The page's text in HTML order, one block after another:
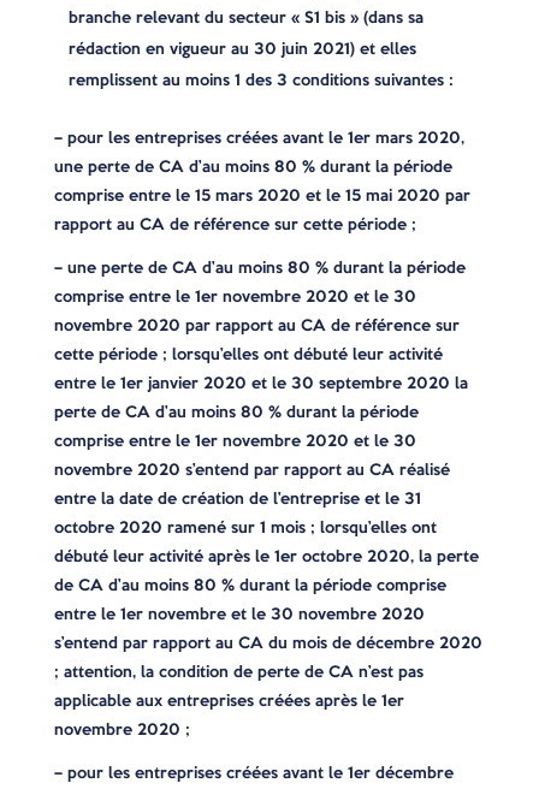
branche relevant du secteur « S1 bis » (dans sa
rédaction en vigueur au 30 juin 2021) et elles
remplissent au moins 1 des 3 conditions suivantes :
– pour les entreprises créées avant le 1er mars 2020,
une perte de CA d’au moins 80 % durant la période
comprise entre le 15 mars 2020 et le 15 mai 2020 par
rapport au CA de référence sur cette période ;
– une perte de CA d’au moins 80 % durant la période
comprise entre le 1er novembre 2020 et le 30
novembre 2020 par rapport au CA de référence sur
cette période ; lorsqu’elles ont débuté leur activité
entre le 1er janvier 2020 et le 30 septembre 2020 la
perte de CA d’au moins 80 % durant la période
comprise entre le 1er novembre 2020 et le 30
novembre 2020 s’entend par rapport au CA réalisé
entre la date de création de l’entreprise et le 31
octobre 2020 ramené sur 1 mois ; lorsqu’elles ont
débuté leur activité après le 1er octobre 2020, la perte
de CA d’au moins 80 % durant la période comprise
entre le 1er novembre et le 30 novembre 2020
s’entend par rapport au CA du mois de décembre 2020
; attention, la condition de perte de CA n’est pas
applicable aux entreprises créées après le 1er
novembre 2020 ;
– pour les entreprises créées avant le 1er décembre